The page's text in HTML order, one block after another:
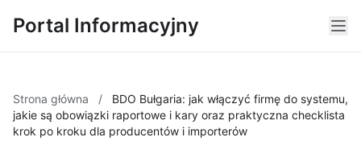
Portal Informacyjny
Strona główna /
BDO Bułgaria: jak włączyć firmę do systemu,
jakie są obowiązki raportowe i kary oraz praktyczna checklista
krok po kroku dla producentów i importerów